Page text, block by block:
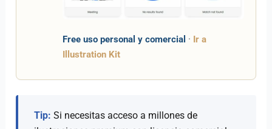
Free uso personal y comercial · Ir a
Illustration Kit
Tip: Si necesitas acceso a millones de